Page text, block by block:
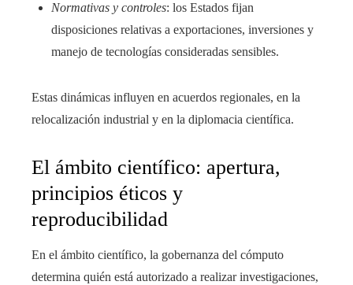
Normativas y controles: los Estados fijan
disposiciones relativas a exportaciones, inversiones y
manejo de tecnologías consideradas sensibles.
Estas dinámicas influyen en acuerdos regionales, en la
relocalización industrial y en la diplomacia científica.
El ámbito científico: apertura,
principios éticos y
reproducibilidad
En el ámbito científico, la gobernanza del cómputo
determina quién está autorizado a realizar investigaciones,